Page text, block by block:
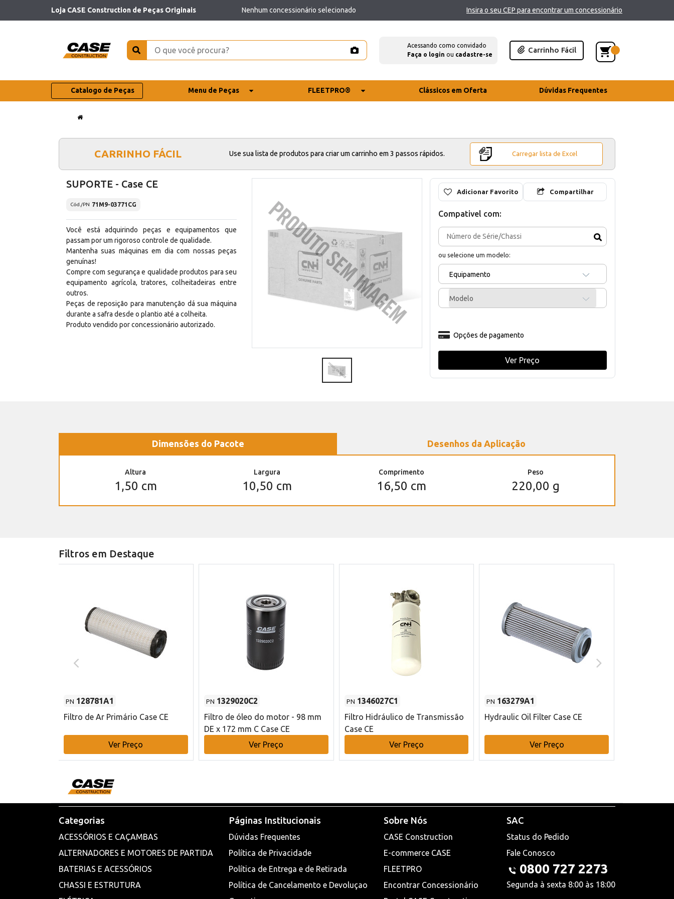
Loja CASE Construction de Peças Originais Nenhum concessionário selecionado Insira o seu CEP para encontrar um concessionário
Acessando como convidado
Faça o login ou cadastre-se
Carrinho Fácil
Catalogo de Peças Menu de Peças FLEETPRO® Clássicos em Oferta Dúvidas Frequentes
CARRINHO FÁCIL Use sua lista de produtos para criar um carrinho em 3 passos rápidos. Carregar lista de Excel
SUPORTE - Case CE
Cód./PN 71M9-03771CG
Você está adquirindo peças e equipamentos que
passam por um rigoroso controle de qualidade.
Mantenha suas máquinas em dia com nossas peças
genuínas!
Compre com segurança e qualidade produtos para seu
equipamento agrícola, tratores, colheitadeiras entre
outros.
Peças de reposição para manutenção dá sua máquina
durante a safra desde o plantio até a colheita.
Produto vendido por concessionário autorizado.
Adicionar Favorito Compartilhar
Compativel com:
ou selecione um modelo:
Equipamento
Modelo
Opções de pagamento
Ver Preço
Dimensões do Pacote Desenhos da Aplicação
Altura
1,50 cm
Largura
10,50 cm
Comprimento
16,50 cm
Peso
220,00 g
Filtros em Destaque
PN 128781A1
Filtro de Ar Primário Case CE
Ver Preço
PN 1329020C2
Filtro de óleo do motor - 98 mm
DE x 172 mm C Case CE
Ver Preço
PN 1346027C1
Filtro Hidráulico de Transmissão
Case CE
Ver Preço
PN 163279A1
Hydraulic Oil Filter Case CE
Ver Preço
Categorias
ACESSÓRIOS E CAÇAMBAS
ALTERNADORES E MOTORES DE PARTIDA
BATERIAS E ACESSÓRIOS
CHASSI E ESTRUTURA
Páginas Institucionais
Dúvidas Frequentes
Política de Privacidade
Política de Entrega e de Retirada
Política de Cancelamento e Devoluçao
Sobre Nós
CASE Construction
E-commerce CASE
FLEETPRO
Encontrar Concessionário
SAC
Status do Pedido
Fale Conosco
0800 727 2273
Segunda à sexta 8:00 às 18:00